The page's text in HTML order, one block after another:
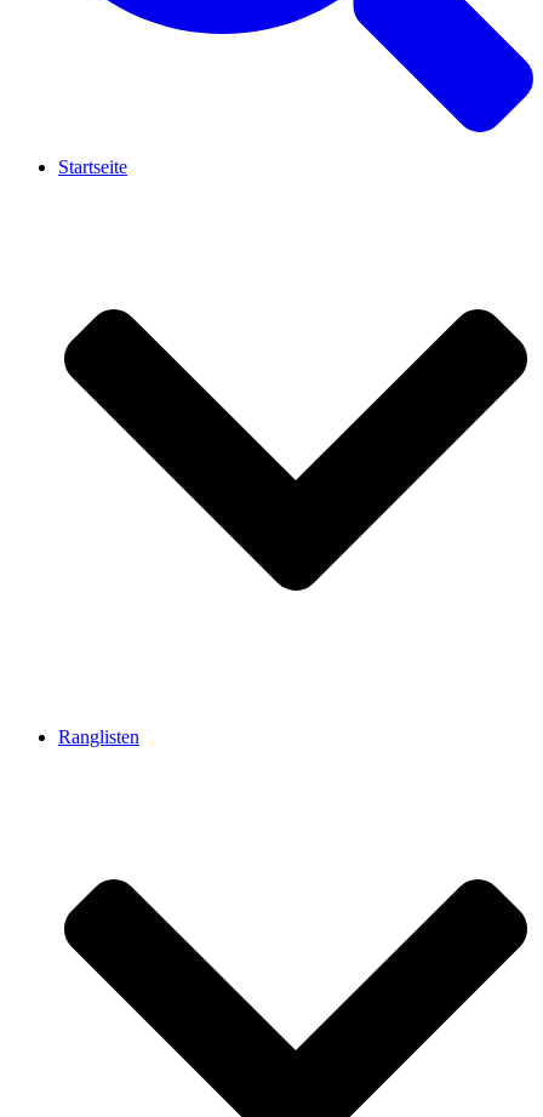
Startseite
Ranglisten